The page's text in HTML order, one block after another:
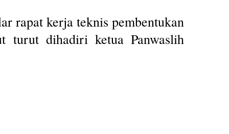
rapat kerja teknis pembentukan
turut dihadiri ketua Panwaslih